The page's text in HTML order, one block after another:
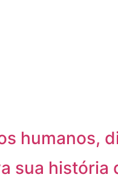
humanos,
sua história